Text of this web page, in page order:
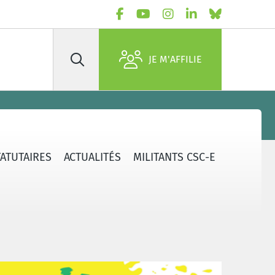
Rechercher JE M'AFFILIE
ACTUALITÉS MILITANTS CSC-E